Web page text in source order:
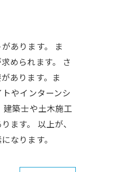
あります。 ま
められます。 さ
あります。ま
やインターンシ
築士や土木施工
ます。 以上が、
なります。